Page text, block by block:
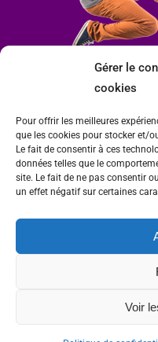
Gérer le
cookies
Pour offrir les meilleures
que les cookies pour stocker et/
Le fait de consentir à ces
données telles que le
site. Le fait de ne pas consentir
un effet négatif sur certaines
Voir
Mairie de Condrieu |
Thierry Caizes Freelance|